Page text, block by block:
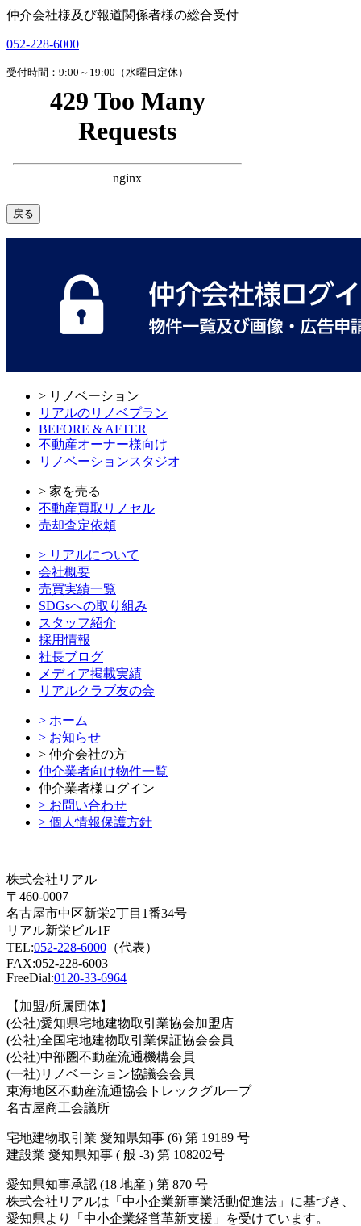
仲介会社様及び報道関係者様の総合受付
052-228-6000
受付時間：9:00～19:00（水曜日定休）
戻る
> リノベーション
リアルのリノベプラン
BEFORE & AFTER
不動産オーナー様向け
リノベーションスタジオ
> 家を売る
不動産買取リノセル
売却査定依頼
> リアルについて
会社概要
売買実績一覧
SDGsへの取り組み
スタッフ紹介
採用情報
社長ブログ
メディア掲載実績
リアルクラブ友の会
> ホーム
> お知らせ
> 仲介会社の方
仲介業者向け物件一覧
仲介業者様ログイン
> お問い合わせ
> 個人情報保護方針
株式会社リアル
〒460-0007
名古屋市中区新栄2丁目1番34号
リアル新栄ビル1F
TEL:052-228-6000 （代表）
FAX:052-228-6003
FreeDial:0120-33-6964
【加盟/所属団体】
(公社)愛知県宅地建物取引業協会加盟店
(公社)全国宅地建物取引業保証協会会員
(公社)中部圏不動産流通機構会員
(一社)リノベーション協議会会員
東海地区不動産流通協会トレックグループ
名古屋商工会議所
宅地建物取引業 愛知県知事 (6) 第 19189 号
建設業 愛知県知事 ( 般 -3) 第 108202号
愛知県知事承認 (18 地産 ) 第 870 号
株式会社リアルは「中小企業新事業活動促進法」に基づき、
愛知県より「中小企業経営革新支援」を受けています。